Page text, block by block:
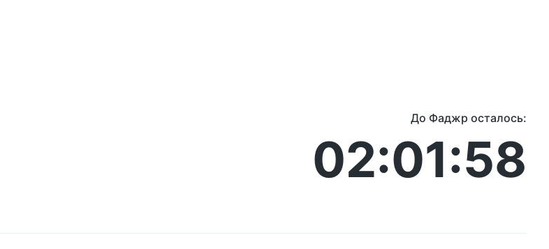
До Фаджр осталось:
02:01:58